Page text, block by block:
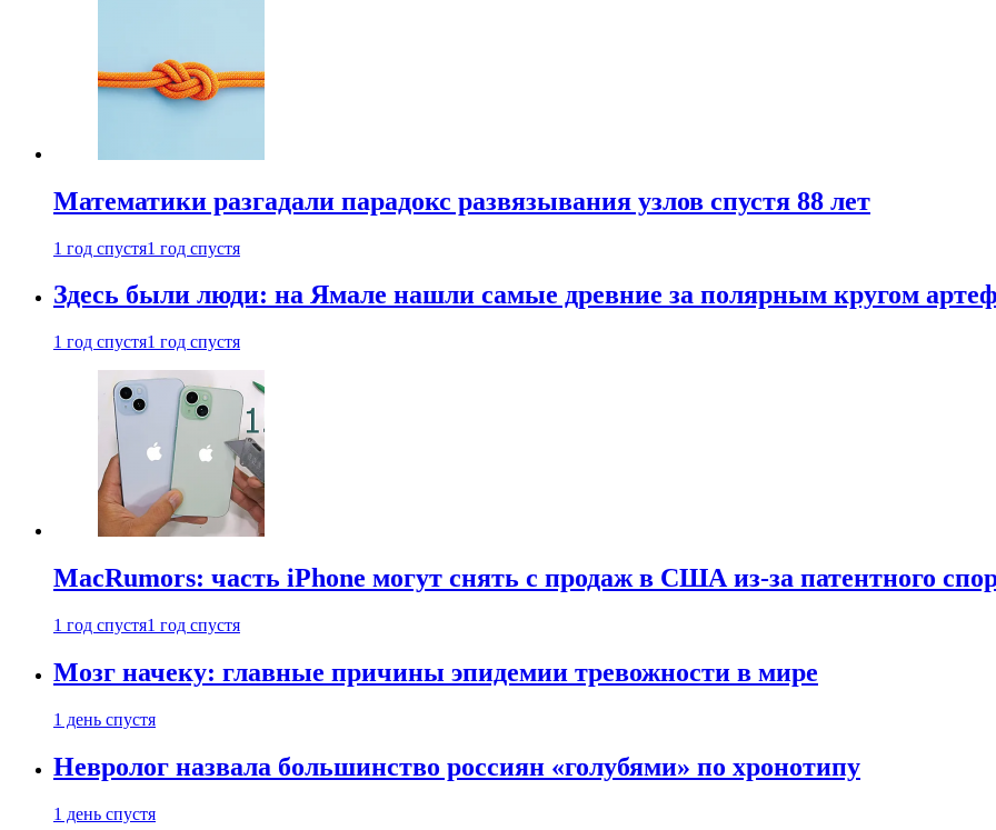
Математики разгадали парадокс развязывания узлов спустя 88 лет
1 год спустя1 год спустя
Здесь были люди: на Ямале нашли самые древние за полярным кругом
1 год спустя1 год спустя
MacRumors: часть iPhone могут снять с продаж в США из-за патентного
1 год спустя1 год спустя
Мозг начеку: главные причины эпидемии тревожности в мире
1 день спустя
Невролог назвала большинство россиян «голубями» по хронотипу
1 день спустя